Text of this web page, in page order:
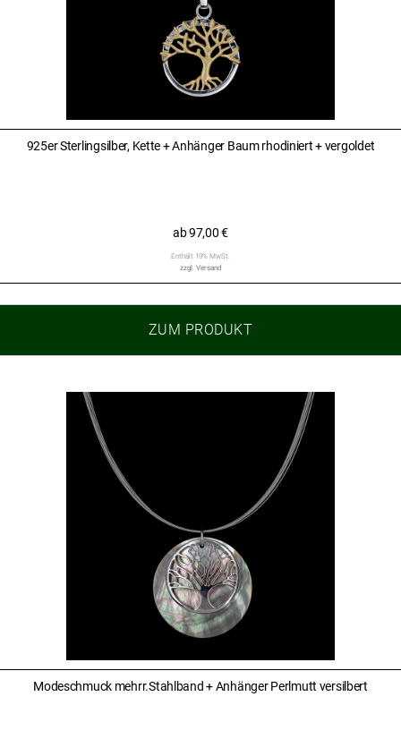
925er Sterlingsilber, Kette + Anhänger Baum rhodiniert + vergoldet
ab97,00€
Enthält 19% MwSt.
zzgl. Versand
ZUM PRODUKT
Modeschmuck mehrr.Stahlband + Anhänger Perlmutt versilbert